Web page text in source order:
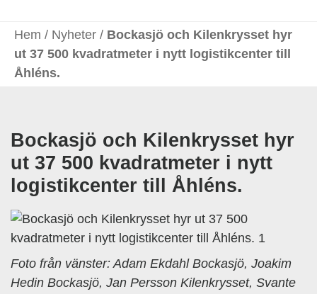
Hem / Nyheter / Bockasjö och Kilenkrysset hyr
ut 37 500 kvadratmeter i nytt logistikcenter till
Åhléns.
Bockasjö och Kilenkrysset hyr
ut 37 500 kvadratmeter i nytt
logistikcenter till Åhléns.
Foto från vänster: Adam Ekdahl Bockasjö, Joakim
Hedin Bockasjö, Jan Persson Kilenkrysset, Svante